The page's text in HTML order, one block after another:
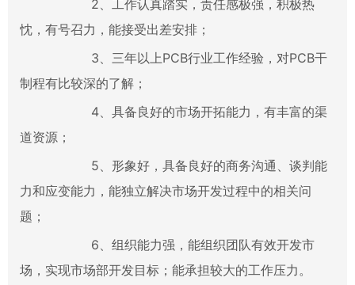
2、工作认真踏实，责任感极强，积极热
忱，有号召力，能接受出差安排；
3、三年以上PCB行业工作经验，对PCB干
制程有比较深的了解；
4、具备良好的市场开拓能力，有丰富的渠
道资源；
5、形象好，具备良好的商务沟通、谈判能
力和应变能力，能独立解决市场开发过程中的相关问
题；
6、组织能力强，能组织团队有效开发市
场，实现市场部开发目标；能承担较大的工作压力。